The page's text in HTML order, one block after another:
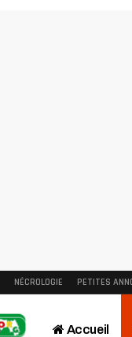
NÉCROLOGIE PETITES
Accueil